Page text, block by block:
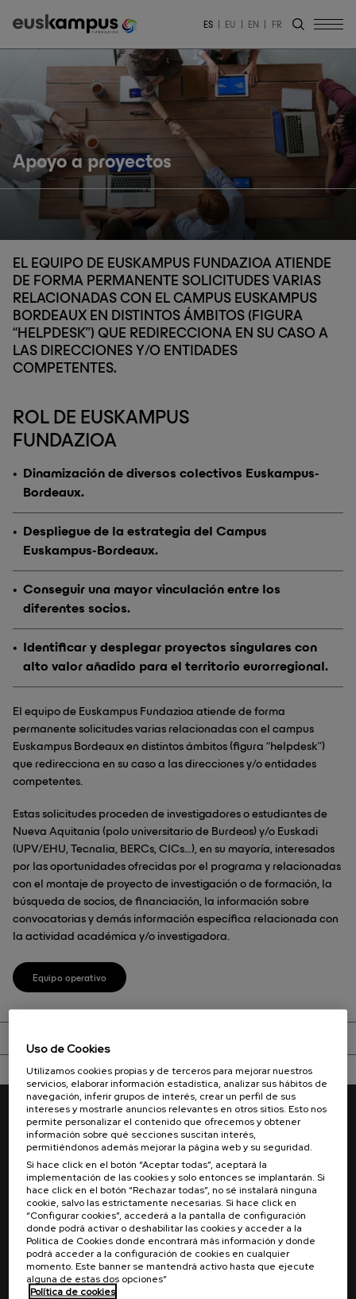
ES EU EN FR
Apoyo a proyectos
EL EQUIPO DE EUSKAMPUS FUNDAZIOA ATIENDE
DE FORMA PERMANENTE SOLICITUDES VARIAS
RELACIONADAS CON EL CAMPUS EUSKAMPUS
BORDEAUX EN DISTINTOS ÁMBITOS (FIGURA
“HELPDESK”) QUE REDIRECCIONA EN SU CASO A
LAS DIRECCIONES Y/O ENTIDADES
COMPETENTES.
ROL DE EUSKAMPUS
FUNDAZIOA
Dinamización de diversos colectivos Euskampus-
Bordeaux.
Despliegue de la estrategia del Campus
Euskampus-Bordeaux.
Conseguir una mayor vinculación entre los
diferentes socios.
Identificar y desplegar proyectos singulares con
alto valor añadido para el territorio eurorregional.
El equipo de Euskampus Fundazioa atiende de forma
permanente solicitudes varias relacionadas con el campus
Euskampus Bordeaux en distintos ámbitos (figura “helpdesk”)
que redirecciona en su caso a las direcciones y/o entidades
competentes.
Estas solicitudes proceden de investigadores o estudiantes de
Nueva Aquitania (polo universitario de Burdeos) y/o Euskadi
(UPV/EHU, Tecnalia, BERCs, CICs…), en su mayoría, interesados
por las oportunidades ofrecidas por el programa y relacionadas
con el montaje de proyecto de investigación o de formación, la
búsqueda de socios, de financiación, la información sobre
convocatorias y demás información específica relacionada con
la actividad académica y/o investigadora.
Equipo operativo
Patronos:
Uso de Cookies
Utilizamos cookies propias y de terceros para mejorar nuestros
servicios, elaborar información estadística, analizar sus hábitos de
navegación, inferir grupos de interés, crear un perfil de sus
intereses y mostrarle anuncios relevantes en otros sitios. Esto nos
permite personalizar el contenido que ofrecemos y obtener
información sobre qué secciones suscitan interés,
permitiéndonos además mejorar la página web y su seguridad.
Si hace click en el botón “Aceptar todas”, aceptará la
implementación de las cookies y solo entonces se implantarán. Si
hace click en el botón “Rechazar todas”, no sé instalará ninguna
cookie, salvo las estrictamente necesarias. Si hace click en
“Configurar cookies”, accederá a la pantalla de configuración
donde podrá activar o deshabilitar las cookies y acceder a la
Política de Cookies donde encontrará más información y donde
podrá acceder a la configuración de cookies en cualquier
momento. Este banner se mantendrá activo hasta que ejecute
alguna de estas dos opciones”
Política de cookies